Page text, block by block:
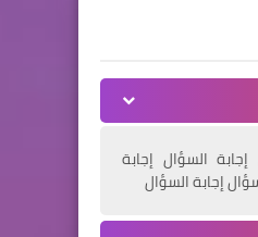
السؤال إجابة
إجابة السؤال